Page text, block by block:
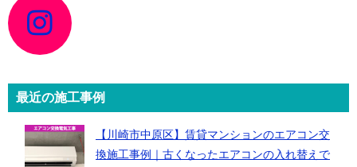
イ
コ
ン
リ
最近の施工事例
【川崎市中原区】賃貸マンションのエアコン交
換施工事例｜古くなったエアコンの入れ替えで